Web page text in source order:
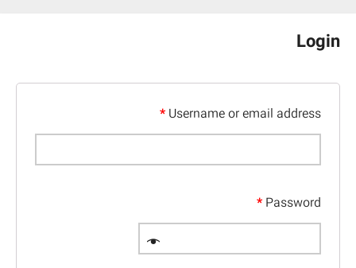
Login
Username or email address
*
Password
*